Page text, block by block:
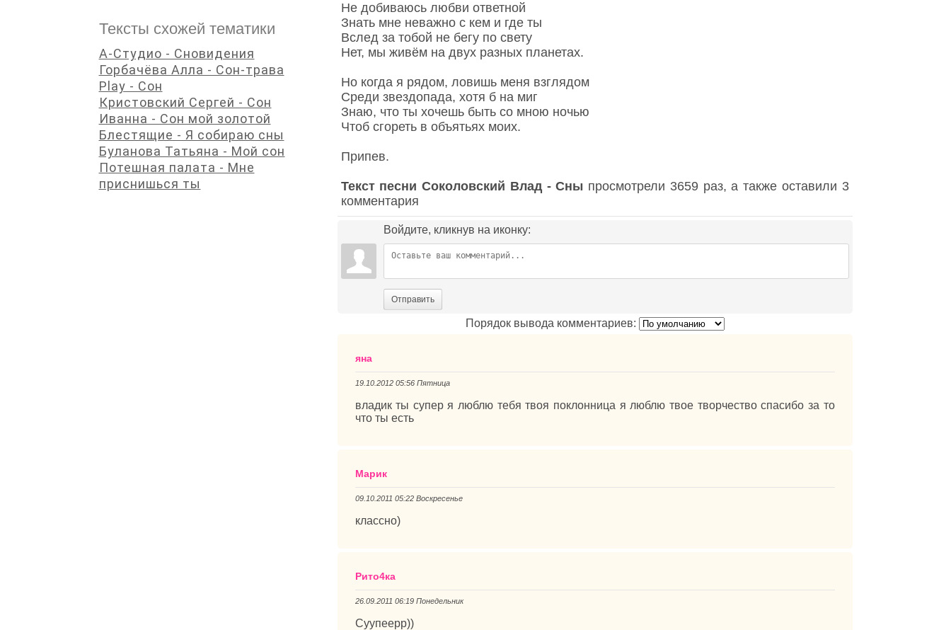
Не добиваюсь любви ответной
Знать мне неважно с кем и где ты
Вслед за тобой не бегу по свету
Нет, мы живём на двух разных планетах.
Но когда я рядом, ловишь меня взглядом
Среди звездопада, хотя б на миг
Знаю, что ты хочешь быть со мною ночью
Чтоб сгореть в объятьях моих.
Припев.
Текст песни Соколовский Влад - Сны просмотрели 3659 раз, а также оставили 3
комментария
Войдите, кликнув на иконку:
Отправить
Порядок вывода комментариев:
яна
19.10.2012 05:56 Пятница
владик ты супер я люблю тебя твоя поклонница я люблю твое творчество спасибо за то
что ты есть
Марик
09.10.2011 05:22 Воскресенье
классно)
Рито4ка
26.09.2011 06:19 Понедельник
Суупеерр))
Тексты схожей тематики
А-Студио - Сновидения
Горбачёва Алла - Сон-трава
Play - Сон
Кристовский Сергей - Сон
Иванна - Сон мой золотой
Блестящие - Я собираю сны
Буланова Татьяна - Мой сон
Потешная палата - Мне
приснишься ты